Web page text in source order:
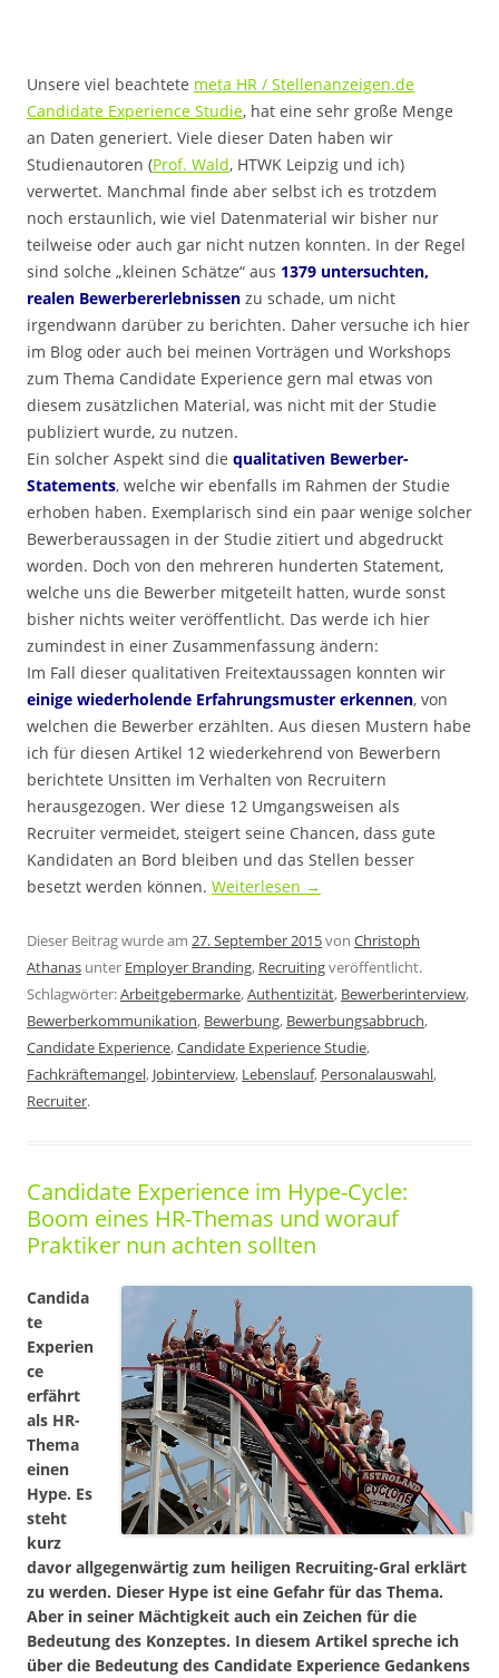
Unsere viel beachtete meta HR / Stellenanzeigen.de
Candidate Experience Studie, hat eine sehr große Menge
an Daten generiert. Viele dieser Daten haben wir
Studienautoren (Prof. Wald, HTWK Leipzig und ich)
verwertet. Manchmal finde aber selbst ich es trotzdem
noch erstaunlich, wie viel Datenmaterial wir bisher nur
teilweise oder auch gar nicht nutzen konnten. In der Regel
sind solche „kleinen Schätze“ aus 1379 untersuchten,
realen Bewerbererlebnissen zu schade, um nicht
irgendwann darüber zu berichten. Daher versuche ich hier
im Blog oder auch bei meinen Vorträgen und Workshops
zum Thema Candidate Experience gern mal etwas von
diesem zusätzlichen Material, was nicht mit der Studie
publiziert wurde, zu nutzen.
Ein solcher Aspekt sind die qualitativen Bewerber-
Statements, welche wir ebenfalls im Rahmen der Studie
erhoben haben. Exemplarisch sind ein paar wenige solcher
Bewerberaussagen in der Studie zitiert und abgedruckt
worden. Doch von den mehreren hunderten Statement,
welche uns die Bewerber mitgeteilt hatten, wurde sonst
bisher nichts weiter veröffentlicht. Das werde ich hier
zumindest in einer Zusammenfassung ändern:
Im Fall dieser qualitativen Freitextaussagen konnten wir
einige wiederholende Erfahrungsmuster erkennen, von
welchen die Bewerber erzählten. Aus diesen Mustern habe
ich für diesen Artikel 12 wiederkehrend von Bewerbern
berichtete Unsitten im Verhalten von Recruitern
herausgezogen. Wer diese 12 Umgangsweisen als
Recruiter vermeidet, steigert seine Chancen, dass gute
Kandidaten an Bord bleiben und das Stellen besser
besetzt werden können. Weiterlesen →
Dieser Beitrag wurde am 27. September 2015von Christoph
Athanas unter Employer Branding, Recruitingveröffentlicht.
Schlagwörter:Arbeitgebermarke,Authentizität, Bewerberinterview,
Bewerberkommunikation, Bewerbung, Bewerbungsabbruch,
Candidate Experience,Candidate Experience Studie,
Fachkräftemangel, Jobinterview, Lebenslauf, Personalauswahl,
Recruiter.
Candidate Experience im Hype-Cycle:
Boom eines HR-Themas und worauf
Praktiker nun achten sollten
Candida
te
Experien
ce
erfährt
als HR-
Thema
einen
Hype. Es
steht
kurz
davor allgegenwärtig zum heiligen Recruiting-Gral erklärt
zu werden. Dieser Hype ist eine Gefahr für das Thema.
Aber in seiner Mächtigkeit auch ein Zeichen für die
Bedeutung des Konzeptes. In diesem Artikel spreche ich
über die Bedeutung des Candidate Experience Gedankens